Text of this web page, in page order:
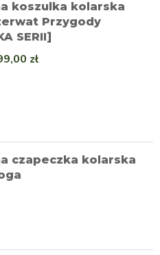
koszulka kolarska
Przygody
SERII]
zł
czapeczka kolarska